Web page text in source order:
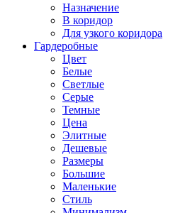
Назначение
В коридор
Для узкого коридора
Гардеробные
Цвет
Белые
Светлые
Серые
Темные
Цена
Элитные
Дешевые
Размеры
Большие
Маленькие
Стиль